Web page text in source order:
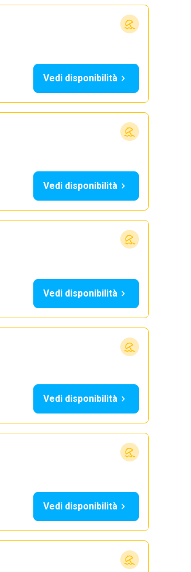
Vedi disponibilità
Vedi disponibilità
Vedi disponibilità
Vedi disponibilità
Vedi disponibilità